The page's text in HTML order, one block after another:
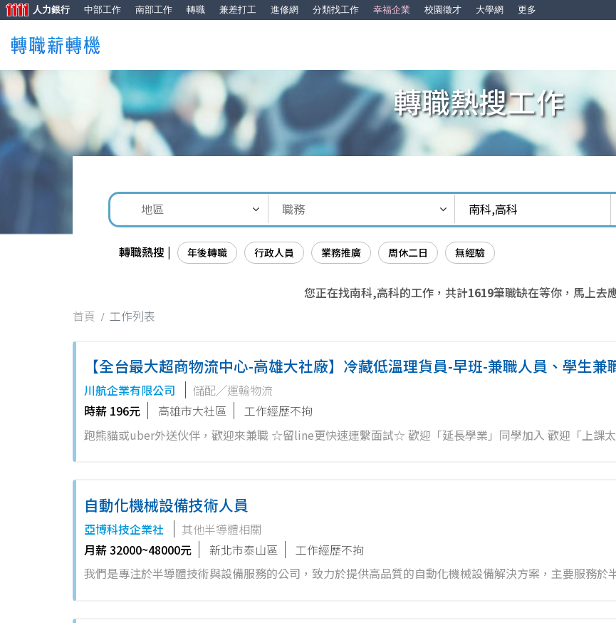
人力銀行 中部工作 南部工作 轉職 兼差打工 進修網 分類找工作 幸福企業 校園徵才 大學網 更多
轉職熱搜工作
轉職熱搜 | 年後轉職 行政人員 業務推廣 周休二日 無經驗
您正在找南科,高科的工作，共計1619筆職缺在等你，馬上去
首頁
工作列表
【全台最大超商物流中心-高雄大社廠】冷藏低溫理貨員-早班-兼職人員、學生兼
川航企業有限公司
儲配╱運輸物流
時薪 196元
高雄市大社區
工作經歷不拘
跑熊貓或uber外送伙伴，歡迎來兼職 ☆留line更快速連繫面試☆ 歡迎「延長學業」同學加入 歡迎「上課太閒」同學加入
性! 兼職人員： 1、享勞/健/團保 2、薪資：實習期間時薪196元起。 3、獎金：依工作效率加發獎金。 4、歡迎大學在學
生、延畢生兼職，每週可安排3或5天班以上。 5、歡迎在職人士假日兼職。 6.歡迎國外留學生、僑生加入。 可直接電洽
陳主任0909017633 電洽時間 上午10點~下午15點(如非此時段、未接電話、轉語音信箱，請打短訊給我留言。) ★★有意
願投入人員，請先行投履歷，為您安排面試時間★★ ☆☆更積極應徵人員，可以留下LINE的ID，聯絡更加快速☆☆ 請攜
帶原子筆及證件(警衛室換證用) 面試時，請穿長褲、不能穿拖鞋。
自動化機械設備技術人員
亞博科技企業社
其他半導體相關
月薪 32000~48000元
新北市泰山區
工作經歷不拘
我們是專注於半導體技術與設備服務的公司，致力於提供高品質的自動化機械設備解決方案，主要服務於